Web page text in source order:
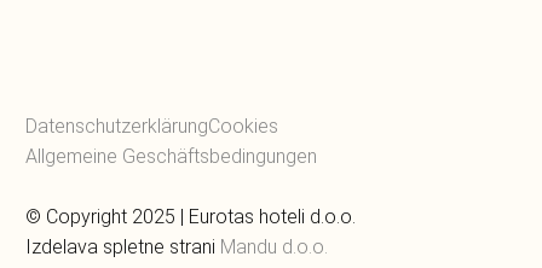
DatenschutzerklärungCookies
Allgemeine Geschäftsbedingungen
© Copyright 2025 | Eurotas hoteli d.o.o.
Izdelava spletne strani Mandu d.o.o.